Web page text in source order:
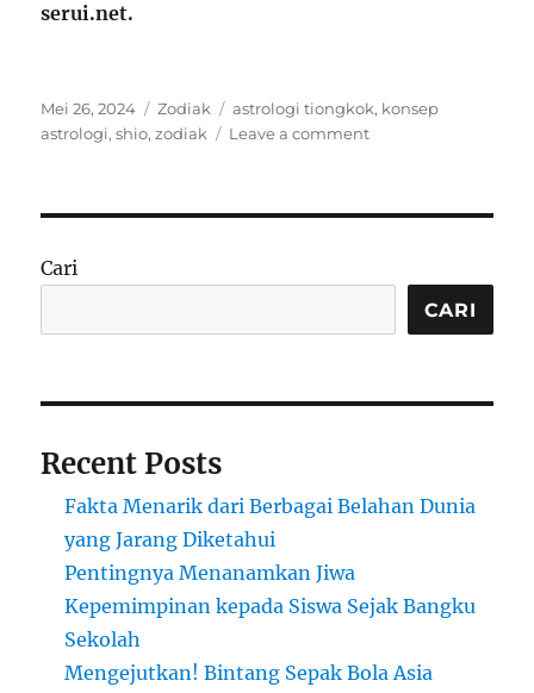
serui.net.
Posted
on
Mei 26, 2024 Categories
Zodiak Tags
astrologi tiongkok, konsep
astrologi,shio,zodiak Leave a commenton
Shio
Cari
CARI
Recent Posts
Fakta Menarik dari Berbagai Belahan Dunia
yang Jarang Diketahui
Pentingnya Menanamkan Jiwa
Kepemimpinan kepada Siswa Sejak Bangku
Sekolah
Mengejutkan! Bintang Sepak Bola Asia